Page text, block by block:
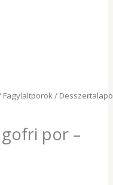
Fagylaltporok/
por –